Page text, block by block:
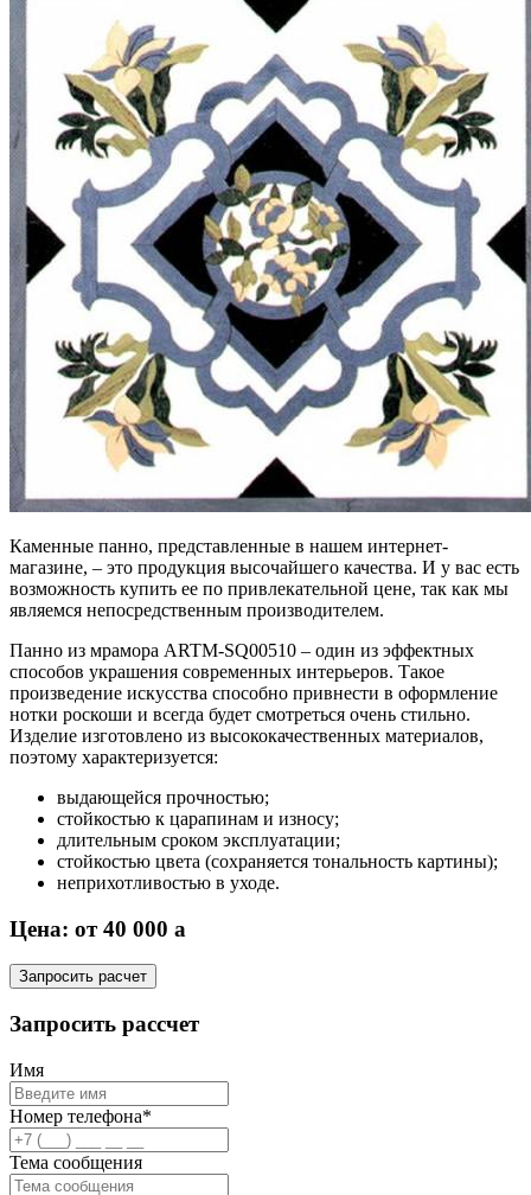
Каменные панно, представленные в нашем интернет-
магазине, – это продукция высочайшего качества. И у вас есть
возможность купить ее по привлекательной цене, так как мы
являемся непосредственным производителем.
Панно из мрамора ARTM-SQ00510 – один из эффектных
способов украшения современных интерьеров. Такое
произведение искусства способно привнести в оформление
нотки роскоши и всегда будет смотреться очень стильно.
Изделие изготовлено из высококачественных материалов,
поэтому характеризуется:
выдающейся прочностью;
стойкостью к царапинам и износу;
длительным сроком эксплуатации;
стойкостью цвета (сохраняется тональность картины);
неприхотливостью в уходе.
Цена: от 40 000 a
Запросить расчет
Запросить рассчет
Имя
Номер телефона*
Тема сообщения